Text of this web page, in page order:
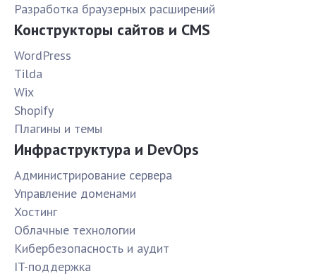
Разработка браузерных расширений
Конструкторы сайтов и CMS
WordPress
Tilda
Wix
Shopify
Плагины и темы
Инфраструктура и DevOps
Администрирование сервера
Управление доменами
Хостинг
Облачные технологии
Кибербезопасность и аудит
IT-поддержка